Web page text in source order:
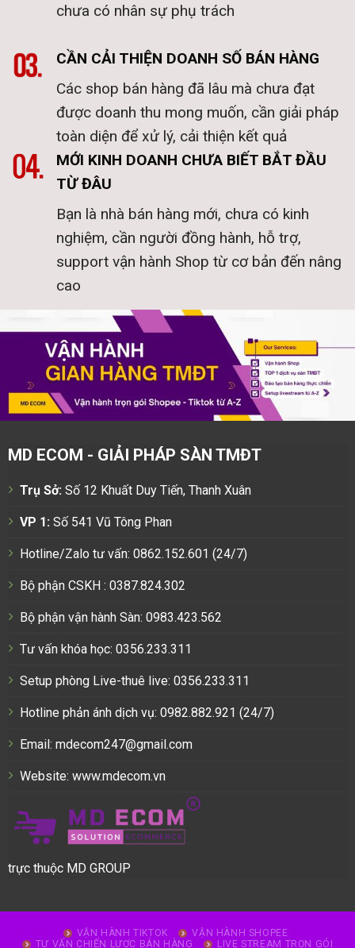
chưa có nhân sự phụ trách
CẦN CẢI THIỆN DOANH SỐ BÁN HÀNG
Các shop bán hàng đã lâu mà chưa đạt
được doanh thu mong muốn, cần giải pháp
toàn diện để xử lý, cải thiện kết quả
MỚI KINH DOANH CHƯA BIẾT BẮT ĐẦU
TỪ ĐÂU
Bạn là nhà bán hàng mới, chưa có kinh
nghiệm, cần người đồng hành, hỗ trợ,
support vận hành Shop từ cơ bản đến nâng
cao
MD ECOM - GIẢI PHÁP SÀN TMĐT
Trụ Sở: Số 12 Khuất Duy Tiến, Thanh Xuân
VP 1: Số 541 Vũ Tông Phan
Hotline/Zalo tư vấn: 0862.152.601 (24/7)
Bộ phận CSKH : 0387.824.302
Bộ phận vận hành Sàn: 0983.423.562
Tư vấn khóa học: 0356.233.311
Setup phòng Live-thuê live: 0356.233.311
Hotline phản ánh dịch vụ: 0982.882.921 (24/7)
Email: mdecom247@gmail.com
Website: www.mdecom.vn
trực thuộc MD GROUP
VẬN HÀNH TIKTOK
VẬN HÀNH SHOPEE
TƯ VẤN CHIẾN LƯỢC BÁN HÀNG
LIVE STREAM TRỌN GÓI